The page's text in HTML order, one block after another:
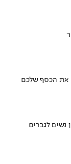
את הכסף שלכם
נשים לגברים